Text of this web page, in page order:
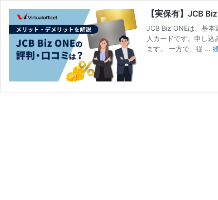
【実保有】JCB
JCB Biz ONEは、基本
人カードです。申し
ます。 一方で、従 …